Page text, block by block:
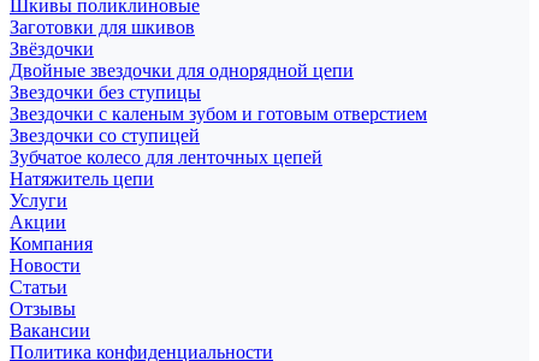
Шкивы поликлиновые
Заготовки для шкивов
Звёздочки
Двойные звездочки для однорядной цепи
Звездочки без ступицы
Звездочки с каленым зубом и готовым отверстием
Звездочки со ступицей
Зубчатое колесо для ленточных цепей
Натяжитель цепи
Услуги
Акции
Компания
Новости
Статьи
Отзывы
Вакансии
Политика конфиденциальности